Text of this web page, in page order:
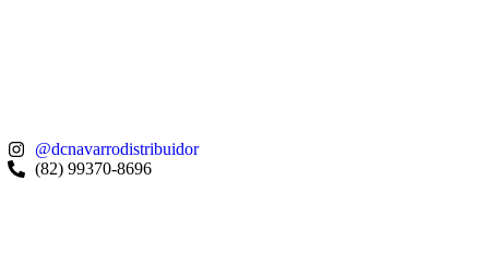
@dcnavarrodistribuidor
(82) 99370-8696